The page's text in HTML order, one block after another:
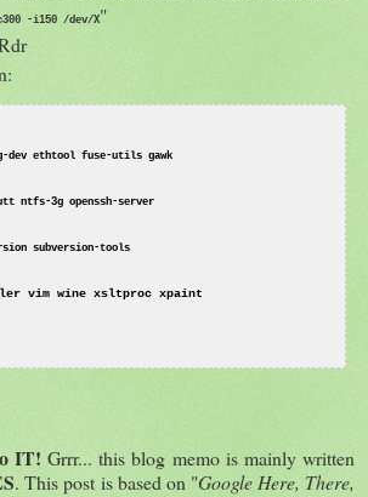
-i150 /dev/X"
dev ethtool fuse-utils gawk
ntfs-3g openssh-server
subversion-tools
vim wine xsltproc xpaint
IT! Grrr... this blog memo is mainly written
. This post is based on "Google Here, There,